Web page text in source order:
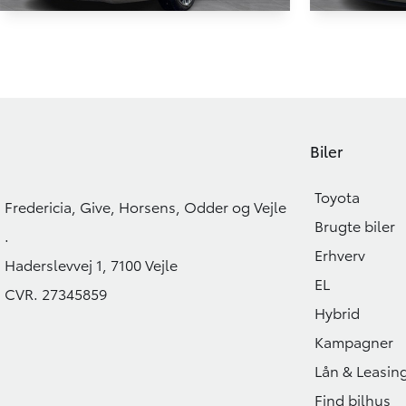
BENZIN
FINANSIERING
Fredericia, Give, Horsens, Odder og Vejle
.
Haderslevvej 1, 7100 Vejle
CVR. 27345859
Biler
Toyota
Brugte biler
Erhverv
EL
Hybrid
Kampagner
Lån &
Find bilhus